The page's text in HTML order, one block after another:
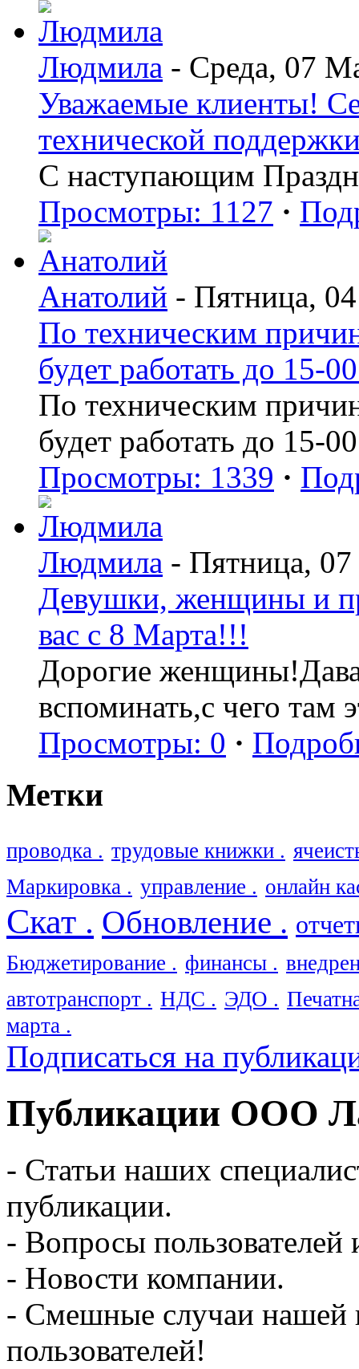
Людмила - Среда, 07
Уважаемые клиенты!
технической
С наступающим
Просмотры: 1127 ·
Анатолий - Пятница,
По техническим
будет работать до 15-
По техническим
будет работать до 15-00
Просмотры: 1339 ·
Людмила - Пятница,
Девушки, женщины и
вас с 8 Марта!!!
Дорогие
вспоминать,с чего там
Просмотры: 0 ·
Метки
проводка . трудовые книжки .
Маркировка . управление . онлайн
Скат . Обновление .
Бюджетирование . финансы .
автотранспорт . НДС . ЭДО .
марта .
Подписаться на
Публикации ООО
- Статьи наших
публикации.
- Вопросы пользователей
- Новости компании.
- Смешные случаи нашей
пользователей!